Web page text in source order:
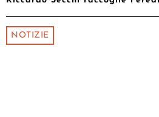
NOTIZIE